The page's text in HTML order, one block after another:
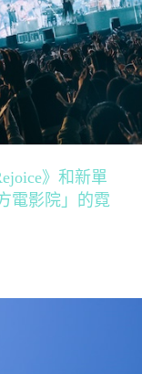
》和新單
電影院」的霓